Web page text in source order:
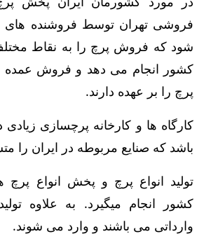
فروشی تهران توسط فروشنده
شود که فروش پرچ را به نقاط
کشور انجام می دهد و فروش
پرچ را بر عهده دارند.
کارگاه ها و کارخانه پرچسازی
باشد که صنایع مربوطه در ایران را
تولید انواع پرچ و پخش انواع پرچ
کشور انجام میگیرد. به علاوه
وارداتی می باشند و وارد می شوند.